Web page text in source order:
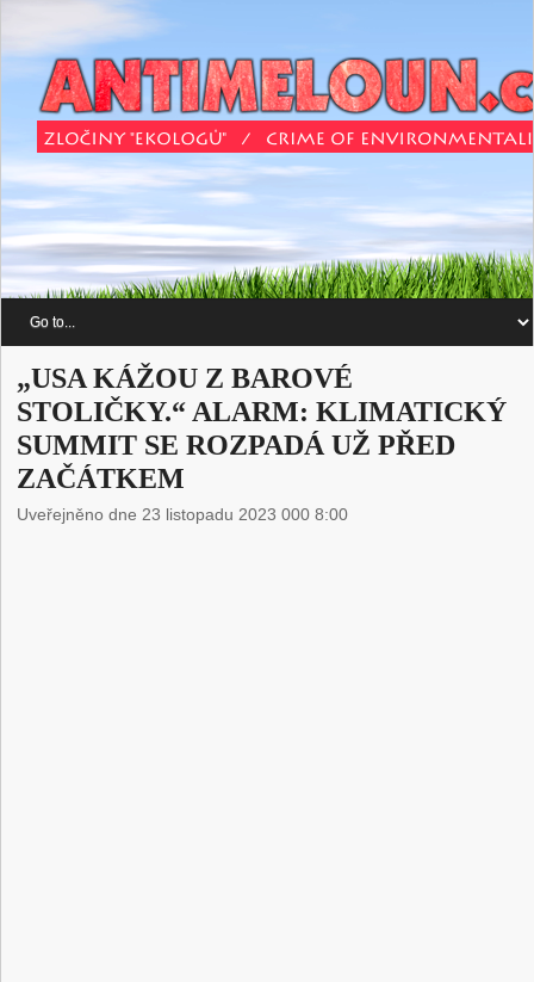
„USA KÁŽOU Z BAROVÉ
STOLIČKY.“ ALARM: KLIMATICKÝ
SUMMIT SE ROZPADÁ UŽ PŘED
ZAČÁTKEM
Uveřejněno dne 23 listopadu 2023 000 8:00